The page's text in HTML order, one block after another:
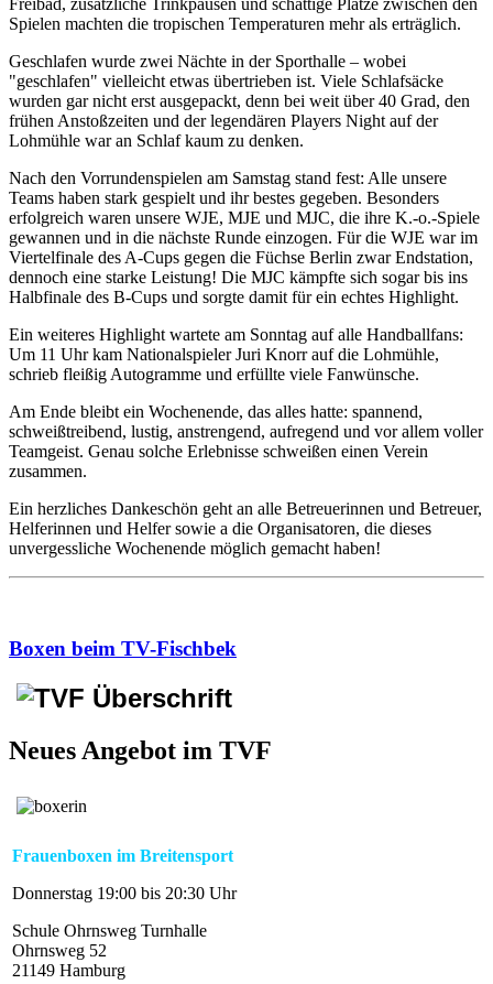
Freibad, zusätzliche Trinkpausen und schattige Plätze zwischen den
Spielen machten die tropischen Temperaturen mehr als erträglich.
Geschlafen wurde zwei Nächte in der Sporthalle – wobei
"geschlafen" vielleicht etwas übertrieben ist. Viele Schlafsäcke
wurden gar nicht erst ausgepackt, denn bei weit über 40 Grad, den
frühen Anstoßzeiten und der legendären Players Night auf der
Lohmühle war an Schlaf kaum zu denken.
Nach den Vorrundenspielen am Samstag stand fest: Alle unsere
Teams haben stark gespielt und ihr bestes gegeben. Besonders
erfolgreich waren unsere WJE, MJE und MJC, die ihre K.-o.-Spiele
gewannen und in die nächste Runde einzogen. Für die WJE war im
Viertelfinale des A-Cups gegen die Füchse Berlin zwar Endstation,
dennoch eine starke Leistung! Die MJC kämpfte sich sogar bis ins
Halbfinale des B-Cups und sorgte damit für ein echtes Highlight.
Ein weiteres Highlight wartete am Sonntag auf alle Handballfans:
Um 11 Uhr kam Nationalspieler Juri Knorr auf die Lohmühle,
schrieb fleißig Autogramme und erfüllte viele Fanwünsche.
Am Ende bleibt ein Wochenende, das alles hatte: spannend,
schweißtreibend, lustig, anstrengend, aufregend und vor allem voller
Teamgeist. Genau solche Erlebnisse schweißen einen Verein
zusammen.
Ein herzliches Dankeschön geht an alle Betreuerinnen und Betreuer,
Helferinnen und Helfer sowie a die Organisatoren, die dieses
unvergessliche Wochenende möglich gemacht haben!
Boxen beim TV-Fischbek
Neues Angebot im TVF
Frauenboxen im Breitensport
Donnerstag 19:00 bis 20:30 Uhr
Schule Ohrnsweg Turnhalle
Ohrnsweg 52
21149 Hamburg